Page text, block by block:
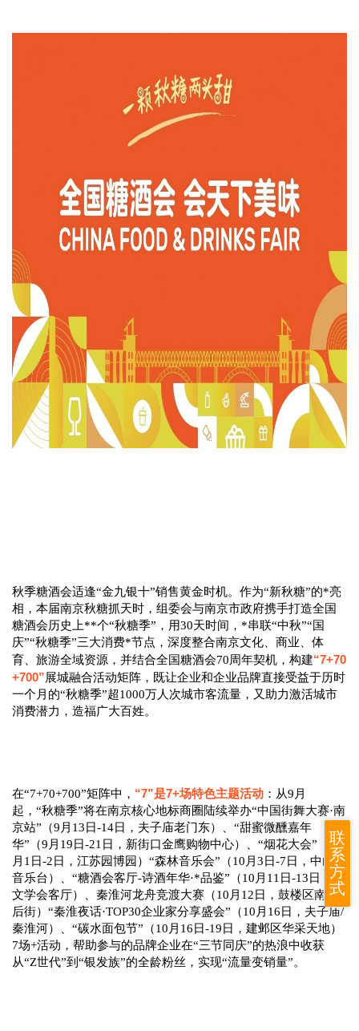
秋季糖酒会适逢“金九银十”销售黄金时机。作为“新秋糖”的*亮
相，本届南京秋糖抓天时，组委会与南京市政府携手打造全国
糖酒会历史上**个“秋糖季”，用30天时间，*串联“中秋”“国
庆”“秋糖季”三大消费*节点，深度整合南京文化、商业、体
育、旅游全域资源，并结合全国糖酒会70周年契机，构建“7+70
+700”展城融合活动矩阵，既让企业和企业品牌直接受益于历时
一个月的“秋糖季”超1000万人次城市客流量，又助力激活城市
消费潜力，造福广大百姓。
在“7+70+700”矩阵中， “7”是7+场特色主题活动 ：从9月
起，“秋糖季”将在南京核心地标商圈陆续举办“中国街舞大赛·南
京站”（9月13日-14日，夫子庙老门东）、“甜蜜微醺嘉年
华”（9月19日-21日，新街口金鹰购物中心）、“烟花大会”（10
月1日-2日，江苏园博园）“森林音乐会”（10月3日-7日，中山陵
音乐台）、“糖酒会客厅-诗酒年华·*品鉴”（10月11日-13日，*
文学会客厅）、秦淮河龙舟竞渡大赛（10月12日，鼓楼区南艺
后街）“秦淮夜话·TOP30企业家分享盛会”（10月16日，夫子庙/
秦淮河）、“碳水面包节”（10月16日-19日，建邺区华采天地）
7场+活动，帮助参与的品牌企业在“三节同庆”的热浪中收获
从“Z世代”到“银发族”的全龄粉丝，实现“流量变销量”。
联
系
方
式